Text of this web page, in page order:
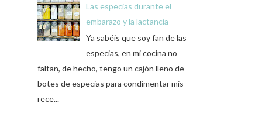
Las especias durante el
embarazo y la lactancia
Ya sabéis que soy fan de las
especias, en mi cocina no
faltan, de hecho, tengo un cajón lleno de
botes de especias para condimentar mis
rece...